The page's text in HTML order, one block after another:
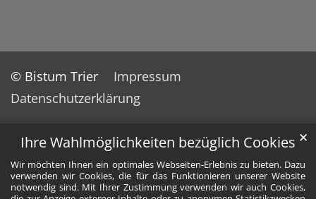
Ihre Wahlmöglichkeiten bezüglich Cookies
Wir möchten Ihnen ein optimales Webseiten-Erlebnis zu bieten. Dazu
verwenden wir Cookies, die für das Funktionieren unserer Website
notwendig sind. Mit Ihrer Zustimmung verwenden wir auch Cookies,
✕
© Bistum Trier
Impressum
Datenschutzerklärung